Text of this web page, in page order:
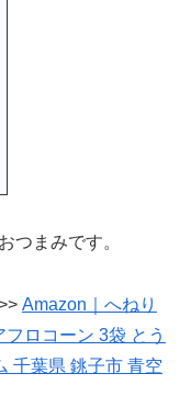
つまみです。
Amazon｜へねり
ロコーン 3袋 とう
千葉県 銚子市 青空